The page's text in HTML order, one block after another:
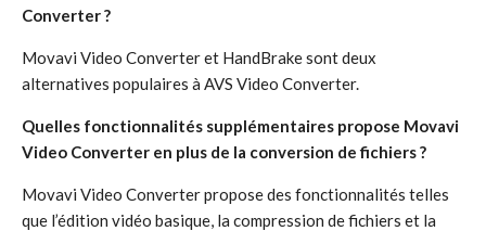
Converter ?
Movavi Video Converter et HandBrake sont deux
alternatives populaires à AVS Video Converter.
Quelles fonctionnalités supplémentaires propose Movavi
Video Converter en plus de la conversion de fichiers ?
Movavi Video Converter propose des fonctionnalités telles
que l’édition vidéo basique, la compression de fichiers et la